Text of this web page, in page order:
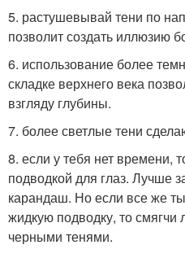
5. растушевывай тени по
позволит создать иллюзию
6. использование более
складке верхнего века
взгляду глубины.
7. более светлые тени
8. если у тебя нет времени,
подводкой для глаз. Лучше
карандаш. Но если все же
жидкую подводку, то
черными тенями.